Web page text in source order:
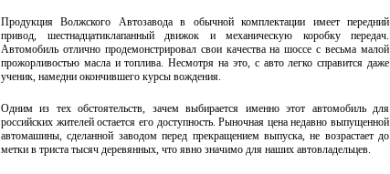
Продукция Волжского Автозавода в обычной комплектации имеет передний
привод, шестнадцатиклапанный движок и механическую коробку передач.
Автомобиль отлично продемонстрировал свои качества на шоссе с весьма малой
прожорливостью масла и топлива. Несмотря на это, с авто легко справится даже
ученик, намедни окончившего курсы вождения.
Одним из тех обстоятельств, зачем выбирается именно этот автомобиль для
российских жителей остается его доступность. Рыночная цена недавно выпущенной
автомашины, сделанной заводом перед прекращением выпуска, не возрастает до
метки в триста тысяч деревянных, что явно значимо для наших автовладельцев.